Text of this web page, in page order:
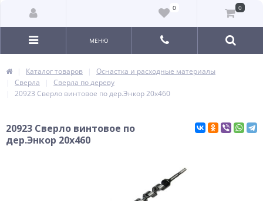
0 0
МЕНЮ
Каталог товаров
Оснастка и расходные материалы
Сверла
Сверла по дереву
20923 Сверло винтовое по дер.Энкор 20х460
20923 Сверло винтовое по
дер.Энкор 20х460